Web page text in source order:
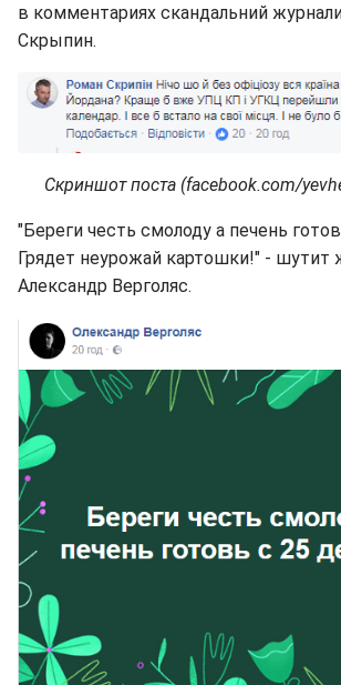
в комментариях скандальний
Скрыпин.
Скриншот поста (facebook.com/
"Береги честь смолоду а печень
Грядет неурожай картошки!" - шутит
Александр Верголяс.